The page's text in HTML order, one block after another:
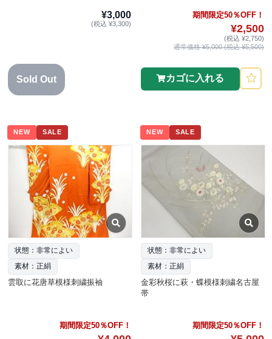
¥3,000
(税込 ¥3,300)
Sold Out
期間限定50％OFF！
¥2,500
(税込 ¥2,750)
通常価格 ¥5,000 (税込 ¥5,500)
カゴに入れる
NEW SALE
状態：非常によい
素材：正絹
雲取に花唐草模様刺繍振袖
期間限定50％OFF！
NEW SALE
状態：非常によい
素材：正絹
金彩秋桜に萩・蝶模様刺繍名古屋
帯
期間限定50％OFF！